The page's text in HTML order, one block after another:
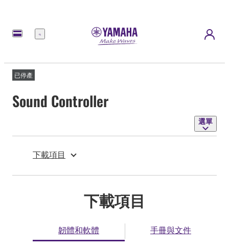
選
已停產
Sound Controller
選單
下載項目
下載項目
韌體和軟體 手冊與文件